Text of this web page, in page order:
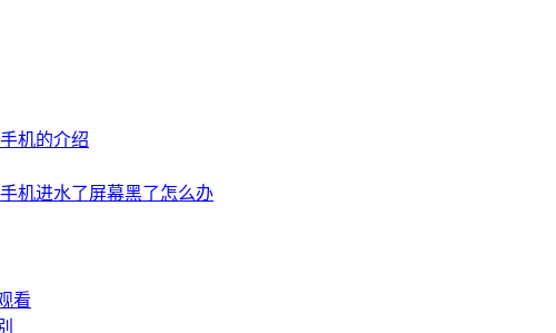
机的介绍
机进水了屏幕黑了怎么办
看